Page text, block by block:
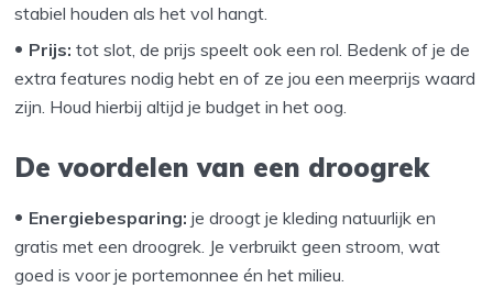
stabiel houden als het vol hangt.
Prijs: tot slot, de prijs speelt ook een rol. Bedenk of je de
extra features nodig hebt en of ze jou een meerprijs waard
zijn. Houd hierbij altijd je budget in het oog.
De voordelen van een droogrek
Energiebesparing:je droogt je kleding natuurlijk en
gratis met een droogrek. Je verbruikt geen stroom, wat
goed is voor je portemonnee én het milieu.